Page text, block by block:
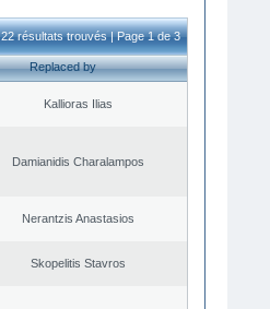
22 résultats trouvés | Page 1 de 3
Replaced by
Kallioras Ilias
Damianidis Charalampos
Nerantzis Anastasios
Skopelitis Stavros